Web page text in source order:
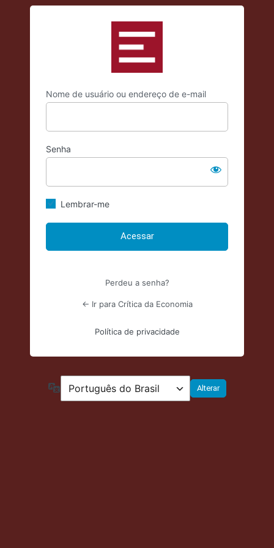
Acessar
Nome de usuário ou endereço de e-mail
Senha
Lembrar-me
Perdeu a senha?
← Ir para Crítica da Economia
Política de privacidade
Idioma